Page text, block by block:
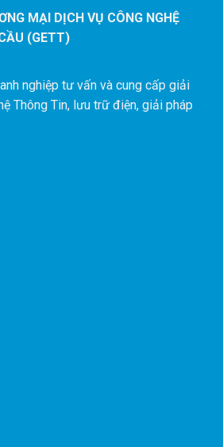
MẠI DỊCH VỤ CÔNG NGHỆ
TOÀN CẦU (GETT)
nghiệp tư vấn và cung cấp giải
Thông Tin, lưu trữ điện, giải pháp